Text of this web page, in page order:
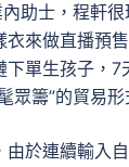
內助士，程軒
衣來做直播預
下單生孩子，
眾籌”的貿易
由於連續輸入